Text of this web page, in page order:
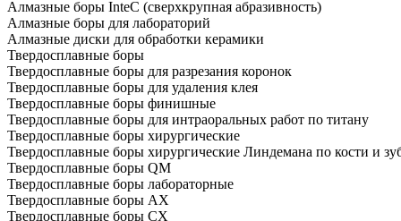
Алмазные боры InteC (сверхкрупная абразивность)
Алмазные боры для лабораторий
Алмазные диски для обработки керамики
Твердосплавные боры
Твердосплавные боры для разрезания коронок
Твердосплавные боры для удаления клея
Твердосплавные боры финишные
Твердосплавные боры для интраоральных работ по титану
Твердосплавные боры хирургические
Твердосплавные боры хирургические Линдемана по кости и
Твердосплавные боры QM
Твердосплавные боры лабораторные
Твердосплавные боры АХ
Твердосплавные боры СХ